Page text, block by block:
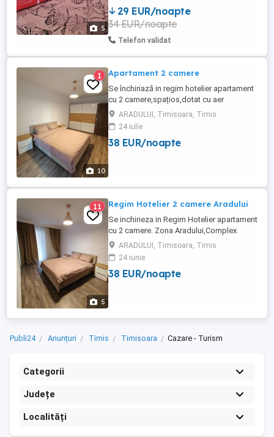
5
nou, apartamentul dispune de Clima,
centrala proprie, totul este nou si renovat.
Internet+cablu ...
29 EUR/noapte
34 EUR/noapte
Telefon validat
10
1 Apartament 2 camere
Se închiriază in regim hotelier apartament
cu 2 camere,spațios,dotat cu aer
condiționat, încălzire în
pardoseală,balcon, frigider , mașina de
spălat.Se afla într-o zonă liniștită în
Complex Rezidential,zona Aradului. Preț
ARADULUI, Timisoara, Timis
24 iulie
38 EUR/noapte
5
11 Regim Hotelier 2 camere Aradului
Se inchirieza in Regim Hotelier apartament
cu 2 camere. Zona Aradului,Complex
Rezidential. Apartamentul este utilat și
dotat complet ,aer condiționat, centrala
termica,videointerfon. Preț 200 Ron
noapte
ARADULUI, Timisoara, Timis
24 iunie
38 EUR/noapte
Publi24 Anunțuri Timis Timisoara Cazare - Turism
Categorii
Județe
Localități